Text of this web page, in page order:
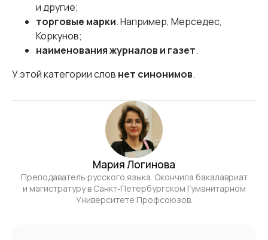
и другие;
торговые марки. Например, Мерседес,
Коркунов;
наименования журналов и газет.
У этой категории слов нет синонимов.
Мария Логинова
Преподаватель русского языка. Окончила бакалавриат
и магистратуру в Санкт‑Петербургском Гуманитарном
Университете Профсоюзов.